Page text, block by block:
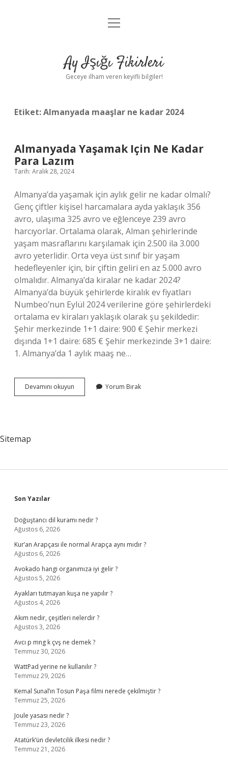
Anasayfa
Yasal Uyarı
menüyü
Ay Işığı Fikirleri
Geceye ilham veren keyifli bilgiler!
Etiket:Almanyada maaşlar ne kadar 2024
Almanyada Yaşamak Için Ne Kadar
Para Lazım
Tarih: Aralık 28, 2024
Almanya’da yaşamak için aylık gelir ne kadar olmalı?
Genç çiftler kişisel harcamalara ayda yaklaşık 356
avro, ulaşıma 325 avro ve eğlenceye 239 avro
harcıyorlar. Ortalama olarak, Alman şehirlerinde
yaşam masraflarını karşılamak için 2.500 ila 3.000
avro yeterlidir. Orta veya üst sınıf bir yaşam
hedefleyenler için, bir çiftin geliri en az 5.000 avro
olmalıdır. Almanya’da kiralar ne kadar 2024?
Almanya’da büyük şehirlerde kiralık ev fiyatları
Numbeo’nun Eylül 2024 verilerine göre şehirlerdeki
ortalama ev kiraları yaklaşık olarak şu şekildedir:
Şehir merkezinde 1+1 daire: 900 € Şehir merkezi
dışında 1+1 daire: 685 € Şehir merkezinde 3+1 daire:
1. Almanya’da 1 aylık maaş ne…
Devamını okuyun Almanyada
Yaşamak
Yorum Bırak
Sitemap
Sidebar
Son Yazılar
Doğuştancı dil kuramı nedir ?
Ağustos 6, 2026
Kur’an Arapçası ile normal Arapça aynı mıdır ?
Ağustos 6, 2026
Avokado hangi organımıza iyi gelir ?
Ağustos 5, 2026
Ayakları tutmayan kuşa ne yapılır ?
Ağustos 4, 2026
Akım nedir, çeşitleri nelerdir ?
Ağustos 3, 2026
Avcı p mng k çvş ne demek ?
Temmuz 30, 2026
WattPad yerine ne kullanılır ?
Temmuz 29, 2026
Kemal Sunal’ın Tosun Paşa filmi nerede çekilmiştir ?
Temmuz 25, 2026
Joule yasası nedir ?
Temmuz 23, 2026
Atatürk’ün devletcilik ilkesi nedir ?
Temmuz 21, 2026